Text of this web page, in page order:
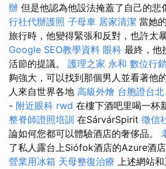
辦 但是他認為他設法掩蓋了自己的悲
行社代辦護照 子母車 居家清潔 當她
旅行時，他變得緊張和反對，也許太
Google SEO教學資料 眼科 最終，他
活節的提議。 護理之家 永和 數位行
夠強大，可以找到那個男人並看著他
人來自世界各地 高級外燴 台胞證台北
- 附近眼科 rwd 在樓下酒吧里喝一杯
整脊師證照培訓 在SárvárSpirit 徵信
論如何您都可以體驗酒店的奢侈品。
了私人露台上Siófok酒店的Azure酒店
營業用冰箱 天母整復治療 上述網站